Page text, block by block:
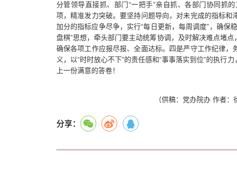
分管领导直接抓、部门“一把手”亲自抓、各部门协同抓
项，精准发力突破。要坚持问题导向，对未完成的指标
加分的指标应争尽争，实行“每日更新，每周调度”，确保
盘棋”思想，牵头部门要主动统筹协调，及时解决难点堵
确保各项工作应报尽报、全面达标。四是严守工作纪律
义，以“时时放心不下”的责任感和“事事落实到位”的执行
上一份满意的答卷！
（供稿：党办院办 作者
分享：